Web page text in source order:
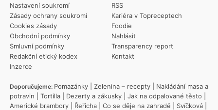
Nastavení soukromí
Zásady ochrany soukromí
Cookies zásady
Obchodní podmínky
Smluvní podmínky
Redakční etický kodex
Inzerce
RSS
Kariéra v Topreceptech
Foodie
Nahlásit
Transparency report
Kontakt
Doporučujeme: Pomazánky Zelenina – recepty
Nakládání masa a
potravin
Tortilla Dezerty a zákusky Jak na odpalované těsto
Americké brambory
Řeřicha Co se děje na zahradě Svíčková